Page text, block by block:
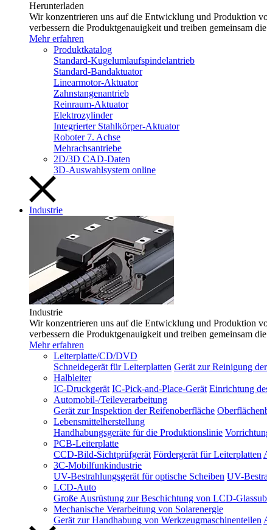
Herunterladen
Wir konzentrieren uns auf die Entwicklung und Produktion
verbessern die Produktgenauigkeit und treiben gemeinsam
Mehr erfahren
Produktkatalog
Standard-Kugelumlaufspindelantrieb
Standard-Bandaktuator
Linearmotor-Aktuator
Zahnstangenantrieb
Reinraum-Aktuator
Elektrozylinder
Integrierter Stahlkörper-Aktuator
Roboter 7. Achse
Mehrachsantriebe
2D/3D CAD-Daten
3D-Auswahlsystem online
Industrie
Industrie
Wir konzentrieren uns auf die Entwicklung und Produktion
verbessern die Produktgenauigkeit und treiben gemeinsam
Mehr erfahren
Leiterplatte/CD/DVD
Schneidegerät für Leiterplatten Gerät zur Reinigung
Halbleiter
IC-Druckgerät IC-Pick-and-Place-Gerät Einrichtung
Automobil-/Teileverarbeitung
Gerät zur Inspektion der Reifenoberfläche
Lebensmittelherstellung
Handhabungsgeräte für die Produktionslinie
PCB-Leiterplatte
CCD-Bild-Sichtprüfgerät Fördergerät für Leiterplatten
3C-Mobilfunkindustrie
UV-Bestrahlungsgerät für optische Scheiben UV-
LCD-Auto
Große Ausrüstung zur Beschichtung von LCD-
Mechanische Verarbeitung von Solarenergie
Gerät zur Handhabung von Werkzeugmaschinenteilen